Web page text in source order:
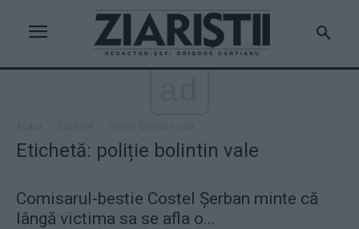
Etichetă: poliție bolintin vale
Comisarul-bestie Costel Șerban minte că
lângă victima sa se afla o...